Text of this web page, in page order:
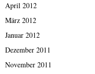
April 2012
März 2012
Januar 2012
Dezember 2011
November 2011